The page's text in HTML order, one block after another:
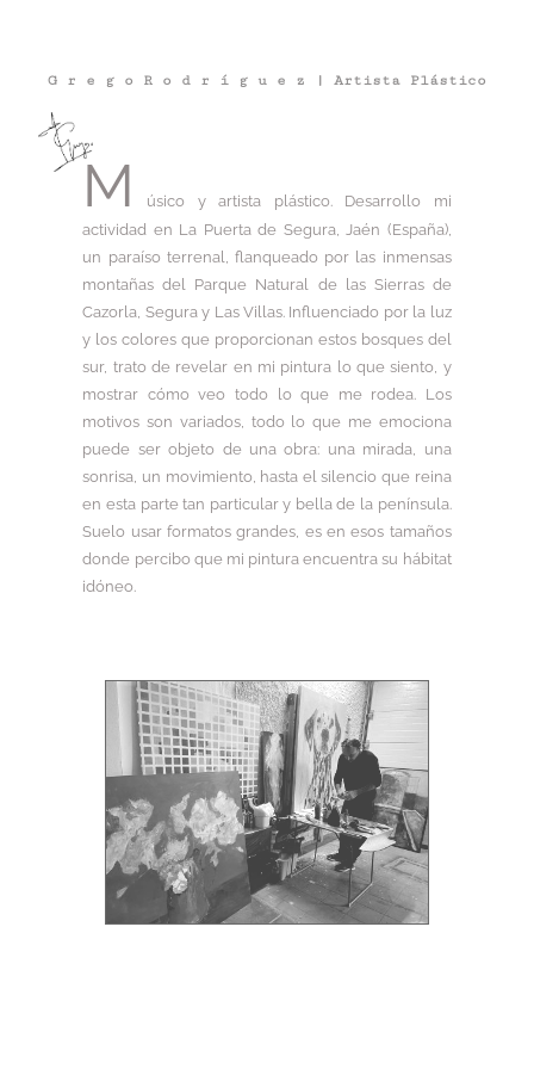
G r e g o R o d r í g u e z | Artista Plástico
M
úsico y artista plástico. Desarrollo mi
actividad en La Puerta de Segura, Jaén (España),
un paraíso terrenal, flanqueado por las inmensas
montañas del Parque Natural de las Sierras de
Cazorla, Segura y Las Villas. Influenciado por la luz
y los colores que proporcionan estos bosques del
sur, trato de revelar en mi pintura lo que siento, y
mostrar cómo veo todo lo que me rodea. Los
motivos son variados, todo lo que me emociona
puede ser objeto de una obra: una mirada, una
sonrisa, un movimiento, hasta el silencio que reina
en esta parte tan particular y bella de la península.
Suelo usar formatos grandes, es en esos tamaños
donde percibo que mi pintura encuentra su hábitat
idóneo.